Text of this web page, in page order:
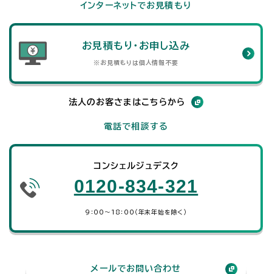
インターネットでお見積もり
お見積もり・お申し込み
※お見積もりは個人情報不要
法人のお客さまはこちらから
電話で相談する
コンシェルジュデスク
0120-834-321
9：00～18：00（年末年始を除く）
メールでお問い合わせ